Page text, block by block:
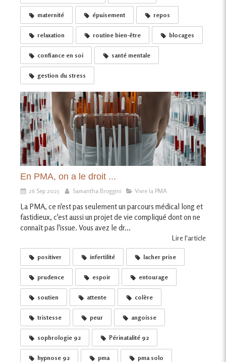
maternité épuisement repos
relaxation routine bien-être blocages
confiance en soi santé mentale
gestion du stress
En PMA, on a le droit ...
26 Sep 2025 Samantha Broggini Vivre la PMA
La PMA, ce n'est pas seulement un parcours médical long et
fastidieux, c'est aussi un projet de vie compliqué dont on ne
connaît pas l'issue. Vous avez le dr...
Lire l'article
positiver infertilité lacher prise
prudence espoir entourage
soutien attente colère
tristesse peur angoisse
sophrologie 92 Périnatalité 92
hypnose 92 pma pma solo